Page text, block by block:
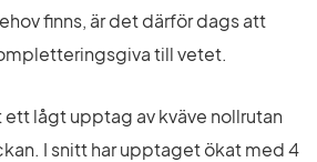
finns, är det därför dags att
till vetet.
ett lågt upptag av kväve nollrutan
I snitt har upptaget ökat med 4